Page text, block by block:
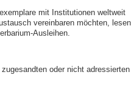
mit Institutionen weltweit
vereinbaren möchten, lesen
Ausleihen.
oder nicht adressierten